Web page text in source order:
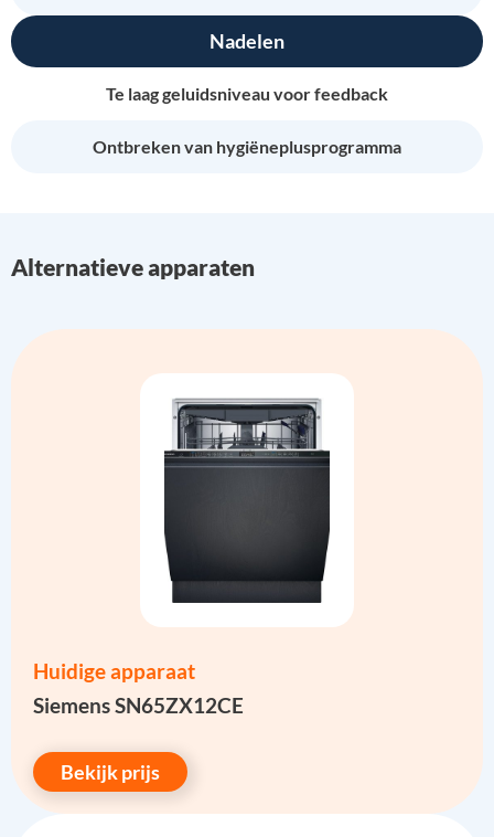
Nadelen
Te laag geluidsniveau voor feedback
Ontbreken van hygiëneplusprogramma
Alternatieve apparaten
Huidige apparaat
Siemens SN65ZX12CE
Bekijk prijs